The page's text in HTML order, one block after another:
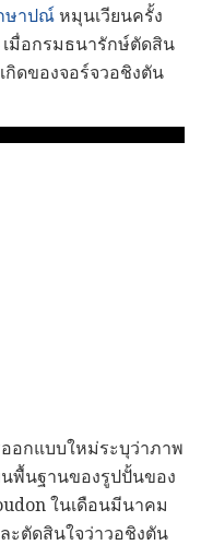
ษาปณ์ หมุนเวียนครั้ง
มื่อกรมธนารักษ์ตัดสิน
กิดของจอร์จวอชิงตัน
อกแบบใหม่ระบุว่าภาพ
พื้นฐานของรูปปั้นของ
ในเดือนมีนาคม
ะตัดสินใจว่าวอชิงตัน